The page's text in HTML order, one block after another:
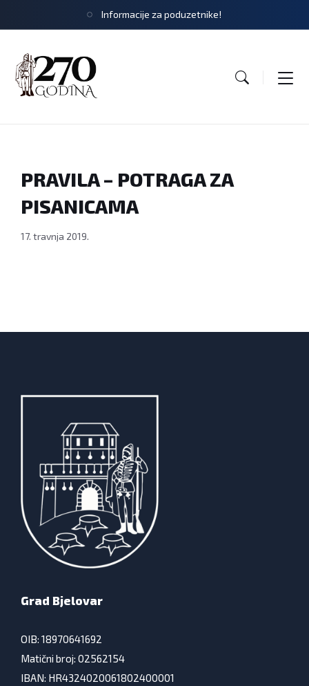
Informacije za poduzetnike!
PRAVILA – POTRAGA ZA
PISANICAMA
17. travnja 2019.
Grad Bjelovar
OIB: 18970641692
Matični broj: 02562154
IBAN: HR4324020061802400001